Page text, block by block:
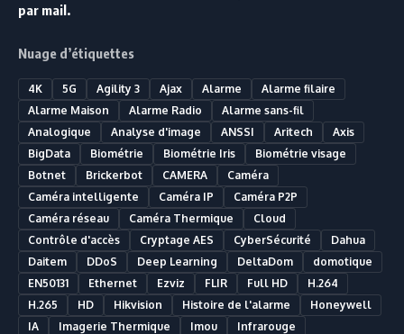
par mail.
Nuage d’étiquettes
4K 5G Agility 3 Ajax Alarme
Alarme filaire
Alarme Maison
Alarme Radio
Alarme sans-fil
Analogique
Analyse d'image ANSSI Aritech
Axis
BigData
Biométrie Biométrie Iris
Biométrie visage
Botnet
Brickerbot CAMERA
Caméra
Caméra intelligente
Caméra IP
Caméra P2P
Caméra réseau
Caméra Thermique
Cloud
Contrôle d'accès
Cryptage AES CyberSécurité
Dahua
Daitem
DDoS Deep Learning DeltaDom
domotique
EN50131
Ethernet Ezviz FLIR Full HD
H.264
H.265
HD Hikvision Histoire de l'alarme
Honeywell
IA
Imagerie Thermique Imou
Infrarouge